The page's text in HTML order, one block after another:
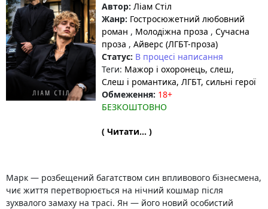
Автор: Ліам Стіл
Жанр: Гостросюжетний любовний
роман , Молодіжна проза , Сучасна
проза , Айверс (ЛГБТ-проза)
Статус: В процесі написання
Теги: Мажор і охоронець, слеш,
Слеш і романтика, ЛГБТ, сильні герої
Обмеження: 18+
БЕЗКОШТОВНО
( Читати... )
Марк — розбещений багатством син впливового бізнесмена,
чиє життя перетворюється на нічний кошмар після
зухвалого замаху на трасі. Ян — його новий особистий